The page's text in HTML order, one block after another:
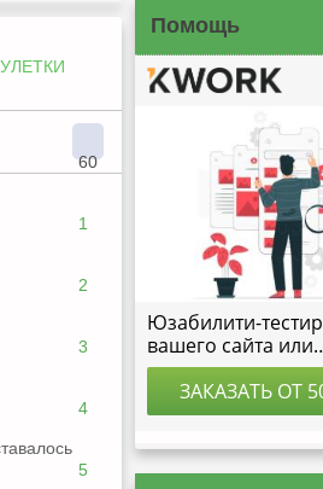
60
1
2
3
4
5
Помощь